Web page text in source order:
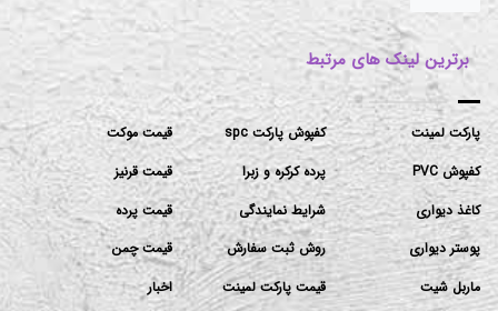
برترین لینک های مرتبط
پارکت لمینت
کفپوش PVC
کاغذ دیواری
پوستر دیواری
ماربل شیت
کفپوش پارکت spc
پرده کرکره و زبرا
شرایط نمایندگی
روش ثبت سفارش
قیمت پارکت لمینت
قیمت موکت
قیمت قرنیز
قیمت پرده
قیمت چمن
اخبار